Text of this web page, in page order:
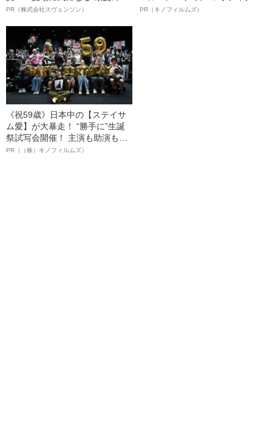
オイ”や“ベタつき”を解消す
ト”が生み出した徹底ケアとは
PR（株式会社スヴェンソン）
ルインタビュー“観客を魅了した
PR（キノフィルムズ）
《祝59歳》日本中の【ステイサ
ム愛】が大暴走！ “勝手に”生誕
祭試写会開催！ 主演も助演も全
部ステイサム！「ステサミー
PR（（株）キノフィルムズ）